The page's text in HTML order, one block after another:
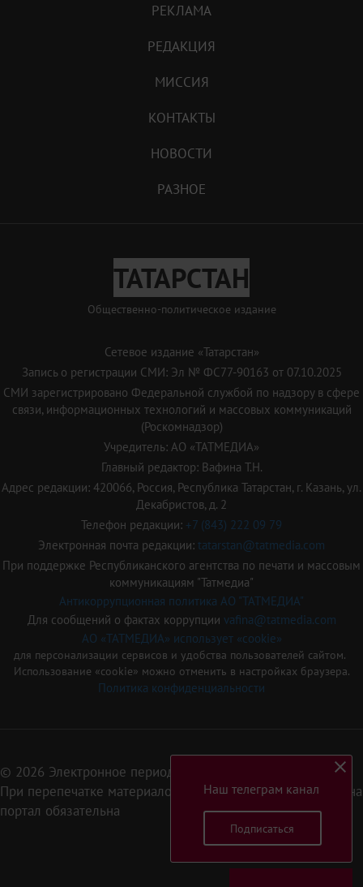
РЕКЛАМА
РЕДАКЦИЯ
МИССИЯ
КОНТАКТЫ
НОВОСТИ
РАЗНОЕ
ТАТАРСТАН
Общественно-политическое издание
Сетевое издание «Татарстан»
Запись о регистрации СМИ: Эл № ФС77-90163 от 07.10.2025
СМИ зарегистрировано Федеральной службой по надзору в сфере
связи, информационных технологий и массовых коммуникаций
(Роскомнадзор)
Учредитель: АО «ТАТМЕДИА»
Главный редактор: Вафина Т.Н.
Адрес редакции: 420066, Россия, Республика Татарстан, г. Казань, ул.
Декабристов, д. 2
Телефон редакции: +7 (843) 222 09 79
Электронная почта редакции: tatarstan@tatmedia.com
При поддержке Республиканского агентства по печати и массовым
коммуникациям "Татмедиа"
Антикоррупционная политика АО "ТАТМЕДИА"
Для сообщений о фактах коррупции vafina@tatmedia.com
АО «ТАТМЕДИА» использует «cookie»
для персонализации сервисов и удобства пользователей сайтом.
Использование «cookie» можно отменить в настройках браузера.
Политика конфиденциальности
© 2026 Электронное периодическое издание «Татарстан»
При перепечатке материалов или их фрагментов ссылка на
портал обязательна
Наш телеграм канал
Подписаться